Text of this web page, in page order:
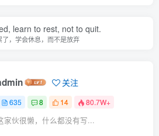
learn to rest, not to quit.
了，学会休息，而不是放弃
关注
635 8 14 80.7W+
家伙很懒，什么都没有写...